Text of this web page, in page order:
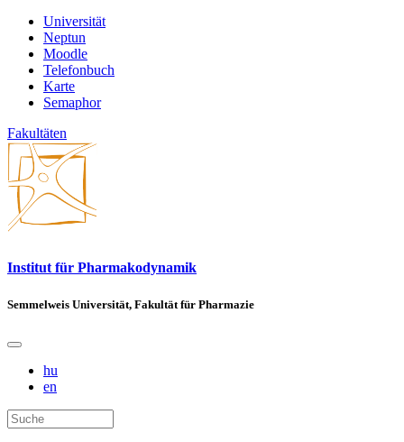
Universität
Neptun
Moodle
Telefonbuch
Karte
Semaphor
Fakultäten
Institut für Pharmakodynamik
Semmelweis Universität, Fakultät für Pharmazie
hu
en